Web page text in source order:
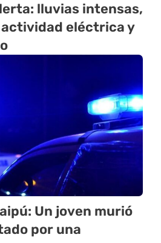
lluvias intensas,
eléctrica y
Un joven murió
por una